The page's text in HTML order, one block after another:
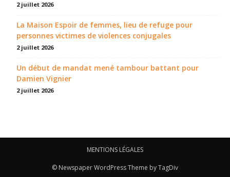
2 juillet 2026
La Maison Espoir de femmes, lieu de refuge pour
personnes victimes de violences conjugales
2 juillet 2026
Un début de mandat mené tambour battant pour
Damien Vignier
2 juillet 2026
MENTIONS LÉGALES
© Newspaper WordPress Theme by TagDiv